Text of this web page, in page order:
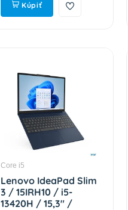
Kúpiť
Core i5
Lenovo IdeaPad Slim
3 / 15IRH10 / i5-
13420H / 15,3" /